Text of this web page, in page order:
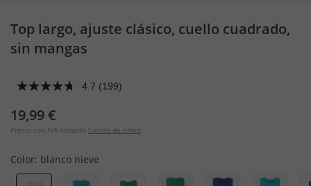
Top largo, ajuste clásico, cuello cuadrado,
sin mangas
4.7 (199)
19,99 €
Precio con IVA incluido Costes de envío
Color: blanco nieve